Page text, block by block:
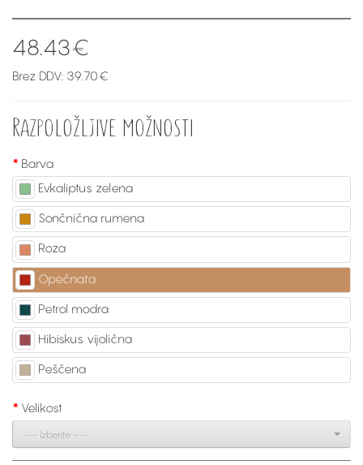
48.43€
Brez DDV: 39.70€
Razpoložljive možnosti
Barva
Evkaliptus zelena
Sončnična rumena
Roza
Opečnata
Petrol modra
Hibiskus vijolična
Peščena
Velikost
--- Izberite ---